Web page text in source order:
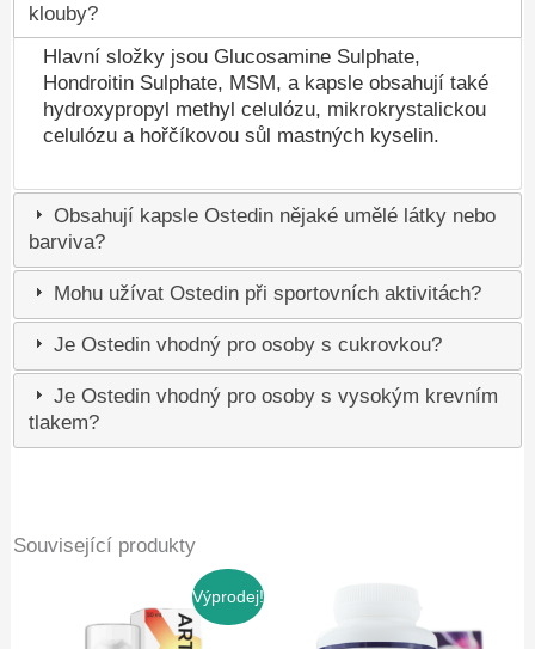
klouby?
Hlavní složky jsou Glucosamine Sulphate,
Hondroitin Sulphate, MSM, a kapsle obsahují také
hydroxypropyl methyl celulózu, mikrokrystalickou
celulózu a hořčíkovou sůl mastných kyselin.
Obsahují kapsle Ostedin nějaké umělé látky nebo
barviva?
Mohu užívat Ostedin při sportovních aktivitách?
Je Ostedin vhodný pro osoby s cukrovkou?
Je Ostedin vhodný pro osoby s vysokým krevním
tlakem?
Související produkty
Výprodej!